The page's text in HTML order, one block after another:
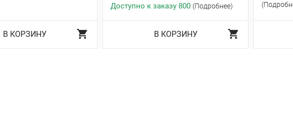
В КОРЗИНУ
Доступно к заказу 800 (Подробнее)
В КОРЗИНУ